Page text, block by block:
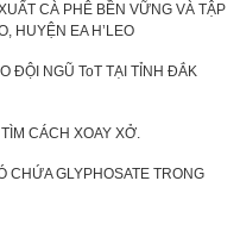
CÀ PHÊ BỀN VỮNG VÀ TẬP
HUYỆN EA H’LEO
ĐỘI NGŨ ToT TẠI TỈNH ĐẮK
CÁCH XOAY XỞ.
CHỨA GLYPHOSATE TRONG